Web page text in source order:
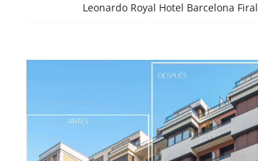
Leonardo Royal Hotel Barcelona Firal